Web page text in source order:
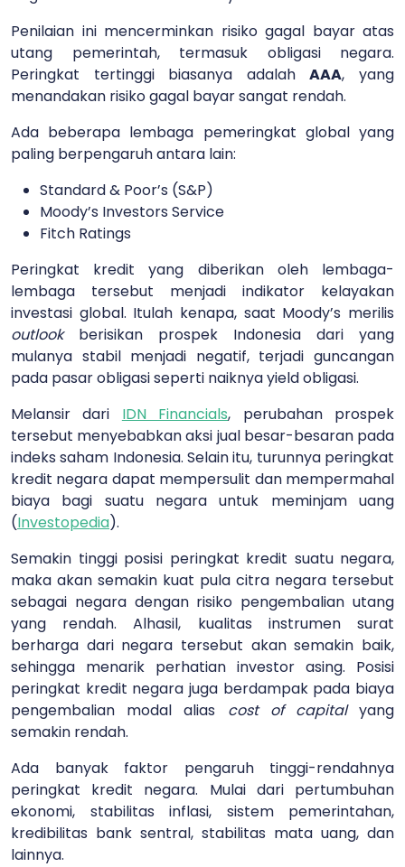
Penilaian ini mencerminkan risiko gagal bayar atas
utang pemerintah, termasuk obligasi negara.
Peringkat tertinggi biasanya adalahAAA, yang
menandakan risiko gagal bayar sangat rendah.
Ada beberapa lembaga pemeringkat global yang
paling berpengaruh antara lain:
Standard & Poor’s (S&P)
Moody’s Investors Service
Fitch Ratings
Peringkat kredit yang diberikan oleh lembaga-
lembaga tersebut menjadi indikator kelayakan
investasi global. Itulah kenapa, saat Moody’s merilis
outlook berisikan prospek Indonesia dari yang
mulanya stabil menjadi negatif, terjadi guncangan
pada pasar obligasi seperti naiknya yield obligasi.
Melansir dari IDN Financials, perubahan prospek
tersebut menyebabkan aksi jual besar-besaran pada
indeks saham Indonesia. Selain itu, turunnya peringkat
kredit negara dapat mempersulit dan mempermahal
biaya bagi suatu negara untuk meminjam uang
(Investopedia).
Semakin tinggi posisi peringkat kredit suatu negara,
maka akan semakin kuat pula citra negara tersebut
sebagai negara dengan risiko pengembalian utang
yang rendah. Alhasil, kualitas instrumen surat
berharga dari negara tersebut akan semakin baik,
sehingga menarik perhatian investor asing. Posisi
peringkat kredit negara juga berdampak pada biaya
pengembalian modal alias cost of capital yang
semakin rendah.
Ada banyak faktor pengaruh tinggi-rendahnya
peringkat kredit negara. Mulai dari pertumbuhan
ekonomi, stabilitas inflasi, sistem pemerintahan,
kredibilitas bank sentral, stabilitas mata uang, dan
lainnya.